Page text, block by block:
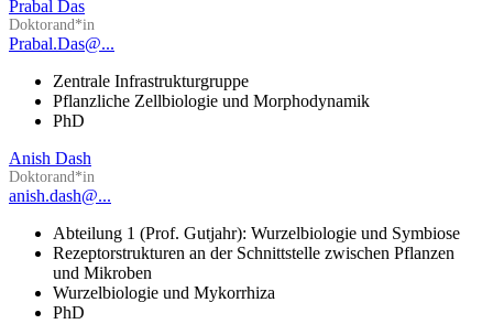
Prabal Das
Doktorand*in
Prabal.Das@...
Zentrale Infrastrukturgruppe
Pflanzliche Zellbiologie und Morphodynamik
PhD
Anish Dash
Doktorand*in
anish.dash@...
Abteilung 1 (Prof. Gutjahr): Wurzelbiologie und Symbiose
Rezeptorstrukturen an der Schnittstelle zwischen Pflanzen
und Mikroben
Wurzelbiologie und Mykorrhiza
PhD